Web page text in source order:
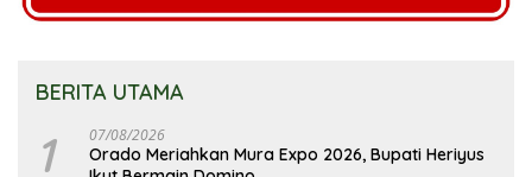
BERITA UTAMA
1 07/08/2026
Orado Meriahkan Mura Expo 2026, Bupati Heriyus